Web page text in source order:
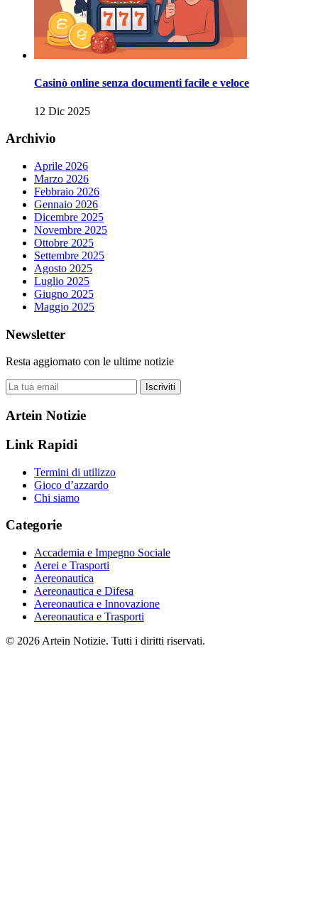
Casinò online senza documenti facile e veloce
12 Dic 2025
Archivio
Aprile 2026
Marzo 2026
Febbraio 2026
Gennaio 2026
Dicembre 2025
Novembre 2025
Ottobre 2025
Settembre 2025
Agosto 2025
Luglio 2025
Giugno 2025
Maggio 2025
Newsletter
Resta aggiornato con le ultime notizie
Iscriviti
Artein Notizie
Link Rapidi
Termini di utilizzo
Gioco d’azzardo
Chi siamo
Categorie
Accademia e Impegno Sociale
Aerei e Trasporti
Aereonautica
Aereonautica e Difesa
Aereonautica e Innovazione
Aereonautica e Trasporti
© 2026 Artein Notizie. Tutti i diritti riservati.